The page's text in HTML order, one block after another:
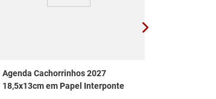
Agenda Cachorrinhos 2027
18,5x13cm em Papel Interponte